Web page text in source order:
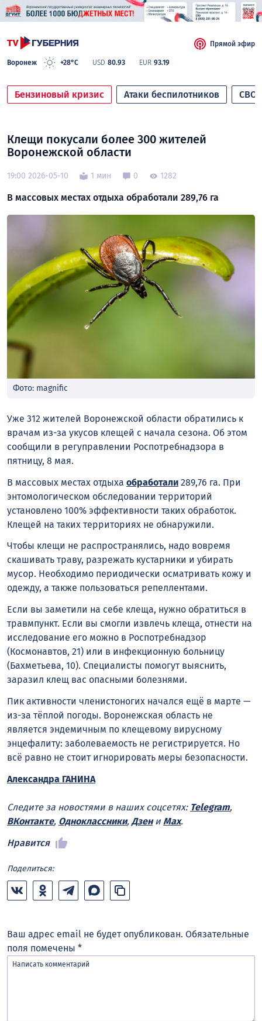
Воронеж +28°C USD 80.93 EUR 93.19
Прямой эфир
Бензиновый кризис Атаки беспилотников СВО
Клещи покусали более 300 жителей
Воронежской области
19:00 2026-05-10 1 мин 0 1282
В массовых местах отдыха обработали 289,76 га
Фото: magnific
Уже 312 жителей Воронежской области обратились к
врачам из-за укусов клещей с начала сезона. Об этом
сообщили в регуправлении Роспотребнадзора в
пятницу, 8 мая.
В массовых местах отдыха обработали 289,76 га. При
энтомологическом обследовании территорий
установлено 100% эффективности таких обработок.
Клещей на таких территориях не обнаружили.
Чтобы клещи не распространялись, надо вовремя
скашивать траву, разрежать кустарники и убирать
мусор. Необходимо периодически осматривать кожу и
одежду, а также пользоваться репеллентами.
Если вы заметили на себе клеща, нужно обратиться в
травмпункт. Если вы смогли извлечь клеща, отнести на
исследование его можно в Роспотребнадзор
(Космонавтов, 21) или в инфекционную больницу
(Бахметьева, 10). Специалисты помогут выяснить,
заразил клещ вас опасными болезнями.
Пик активности членистоногих начался ещё в марте —
из-за тёплой погоды. Воронежская область не
является эндемичным по клещевому вирусному
энцефалиту: заболеваемость не регистрируется. Но
всё равно не стоит игнорировать меры безопасности.
Александра ГАНИНА
Следите за новостями в наших соцсетях: Telegram,
ВКонтакте, Одноклассники, Дзени Max.
Нравится
Поделиться:
Ваш адрес email не будет опубликован. Обязательные
поля помечены *